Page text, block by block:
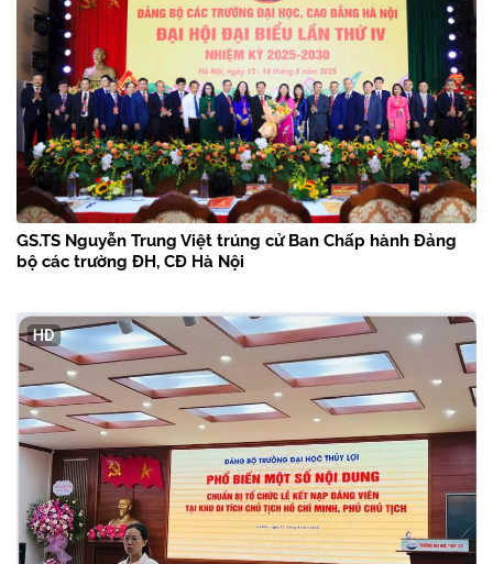
GS.TS Nguyễn Trung Việt trúng cử Ban Chấp hành Đảng
bộ các trường ĐH, CĐ Hà Nội